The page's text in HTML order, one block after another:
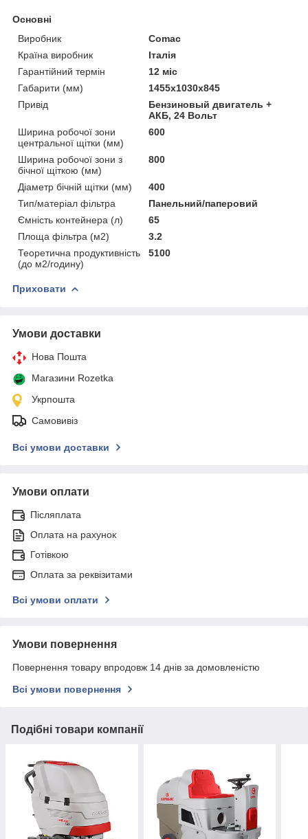
Основні
Виробник
Comac
Країна виробник
Італія
Гарантійний термін
12 міс
Габарити (мм)
1455x1030x845
Привід
Бензиновый двигатель +
АКБ, 24 Вольт
Ширина робочої зони
центральної щітки (мм)
600
Ширина робочої зони з
бічної щіткою (мм)
800
Діаметр бічній щітки (мм)
400
Тип/матеріал фільтра
Панельний/паперовий
Ємність контейнера (л)
65
Площа фільтра (м2)
3.2
Теоретична продуктивність
(до м2/годину)
5100
Приховати
Умови доставки
Нова Пошта
Магазини Rozetka
Укрпошта
Самовивіз
Всі умови доставки
Умови оплати
Післяплата
Оплата на рахунок
Готівкою
Оплата за реквізитами
Всі умови оплати
Умови повернення
Повернення товару впродовж 14 днів за домовленістю
Всі умови повернення
Подібні товари компанії